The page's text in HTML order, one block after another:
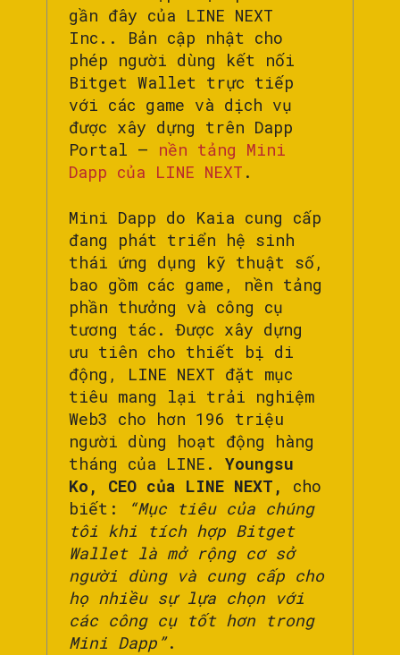
gần đây của LINE NEXT
Inc.. Bản cập nhật cho
phép người dùng kết nối
Bitget Wallet trực tiếp
với các game và dịch vụ
được xây dựng trên Dapp
Portal – nền tảng Mini
Dapp của LINE NEXT .
Mini Dapp do Kaia cung cấp
đang phát triển hệ sinh
thái ứng dụng kỹ thuật số,
bao gồm các game, nền tảng
phần thưởng và công cụ
tương tác. Được xây dựng
ưu tiên cho thiết bị di
động, LINE NEXT đặt mục
tiêu mang lại trải nghiệm
Web3 cho hơn 196 triệu
người dùng hoạt động hàng
tháng của LINE. Youngsu
Ko, CEO của LINE NEXT, cho
biết:
“Mục tiêu của chúng
tôi khi tích hợp Bitget
Wallet là mở rộng cơ sở
người dùng và cung cấp cho
họ nhiều sự lựa chọn với
các công cụ tốt hơn trong
Mini Dapp”.